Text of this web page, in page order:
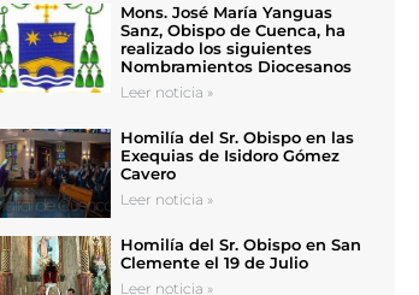
Mons. José María Yanguas
Sanz, Obispo de Cuenca, ha
realizado los siguientes
Nombramientos Diocesanos
Leer noticia »
Homilía del Sr. Obispo en las
Exequias de Isidoro Gómez
Cavero
Leer noticia »
Homilía del Sr. Obispo en San
Clemente el 19 de Julio
Leer noticia »